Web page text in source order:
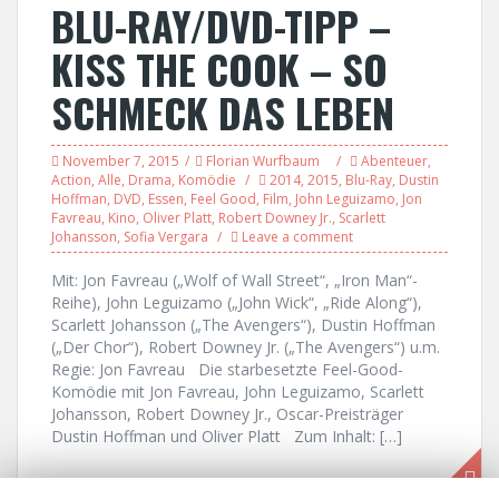
BLU-RAY/DVD-TIPP –
KISS THE COOK – SO
SCHMECK DAS LEBEN
November 7, 2015 Florian Wurfbaum Abenteuer,
Action, Alle, Drama, Komödie 2014, 2015, Blu-Ray, Dustin
Hoffman, DVD, Essen, Feel Good, Film, John Leguizamo, Jon
Favreau, Kino, Oliver Platt, Robert Downey Jr., Scarlett
Johansson, Sofia Vergara Leave a comment
Mit: Jon Favreau („Wolf of Wall Street“, „Iron Man“-
Reihe), John Leguizamo („John Wick“, „Ride Along“),
Scarlett Johansson („The Avengers“), Dustin Hoffman
(„Der Chor“), Robert Downey Jr. („The Avengers“) u.m.
Regie: Jon Favreau Die starbesetzte Feel-Good-
Komödie mit Jon Favreau, John Leguizamo, Scarlett
Johansson, Robert Downey Jr., Oscar-Preisträger
Dustin Hoffman und Oliver Platt Zum Inhalt: […]